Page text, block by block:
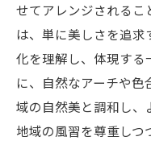
せてアレンジされるこ
は、単に美しさを追
化を理解し、体現する
に、自然なアーチや
域の自然美と調和し、
地域の風習を尊重しつ